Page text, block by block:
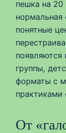
пешка на
нормальная
понятные
группы,
форматы с
практиками
От